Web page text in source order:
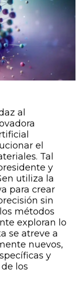
al
el
Tal
y
utiliza la
para crear
sin
métodos
exploran lo
se atreve a
nuevos,
y
los